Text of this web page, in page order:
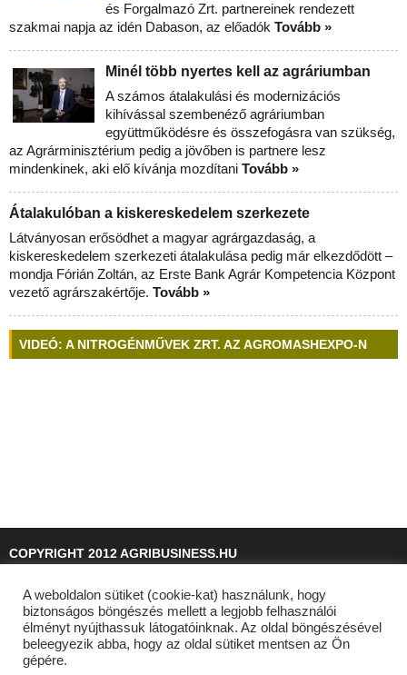
és Forgalmazó Zrt. partnereinek rendezett
szakmai napja az idén Dabason, az előadók Tovább »
Minél több nyertes kell az agráriumban
A számos átalakulási és modernizációs
kihívással szembenéző agráriumban
együttműködésre és összefogásra van szükség,
az Agrárminisztérium pedig a jövőben is partnere lesz
mindenkinek, aki elő kívánja mozdítani Tovább »
Átalakulóban a kiskereskedelem szerkezete
Látványosan erősödhet a magyar agrárgazdaság, a
kiskereskedelem szerkezeti átalakulása pedig már elkezdődött –
mondja Fórián Zoltán, az Erste Bank Agrár Kompetencia Központ
vezető agrárszakértője. Tovább »
VIDEÓ: A NITROGÉNMŰVEK ZRT. AZ AGROMASHEXPO-N
COPYRIGHT 2012 AGRIBUSINESS.HU
© 2026agribusiness.hu
A weboldalon sütiket (cookie-kat) használunk, hogy
biztonságos böngészés mellett a legjobb felhasználói
élményt nyújthassuk látogatóinknak. Az oldal böngészésével
beleegyezik abba, hogy az oldal sütiket mentsen az Ön
gépére.